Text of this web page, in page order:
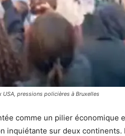
pressions policières à Bruxelles
comme un pilier économique
inquiétante sur deux continents.